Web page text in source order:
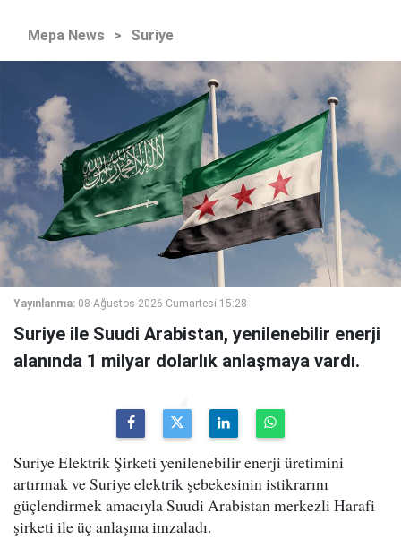
Mepa News > Suriye
Yayınlanma: 08 Ağustos 2026 Cumartesi 15:28
Suriye ile Suudi Arabistan, yenilenebilir enerji
alanında 1 milyar dolarlık anlaşmaya vardı.
Suriye Elektrik Şirketi yenilenebilir enerji üretimini
artırmak ve Suriye elektrik şebekesinin istikrarını
güçlendirmek amacıyla Suudi Arabistan merkezli Harafi
şirketi ile üç anlaşma imzaladı.